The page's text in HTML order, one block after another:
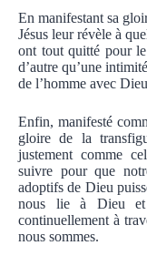
En manifestant sa
Jésus leur révèle à
ont tout quitté pour
d’autre qu’une
de l’homme avec
Enfin, manifesté
gloire de la
justement comme
suivre pour que
adoptifs de Dieu
nous lie à Dieu et
continuellement à
nous sommes.